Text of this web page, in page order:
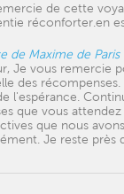
de cette
réconforter.en
de Maxime de
Je vous remercie
des
l'espérance.
que vous
que nous
Je reste près